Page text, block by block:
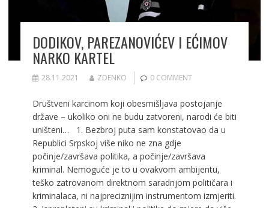
DODIKOV, PAREZANOVIĆEV I EĆIMOV
NARKO KARTEL
28.11.2021 ZDENKO 0 COMMENT
Društveni karcinom koji obesmišljava postojanje
države – ukoliko oni ne budu zatvoreni, narodi će biti
uništeni… 1. Bezbroj puta sam konstatovao da u
Republici Srpskoj više niko ne zna gdje
počinje/završava politika, a počinje/završava
kriminal. Nemoguće je to u ovakvom ambijentu,
teško zatrovanom direktnom saradnjom političara i
kriminalaca, ni najpreciznijim instrumentom izmjeriti.